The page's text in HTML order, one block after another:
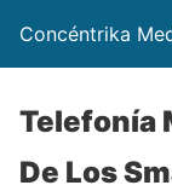
Concéntrika
Telefonía
De Los